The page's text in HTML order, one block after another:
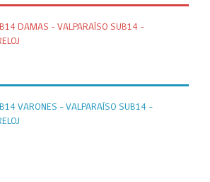
DAMAS - VALPARAÍSO SUB14 -
VARONES - VALPARAÍSO SUB14 -